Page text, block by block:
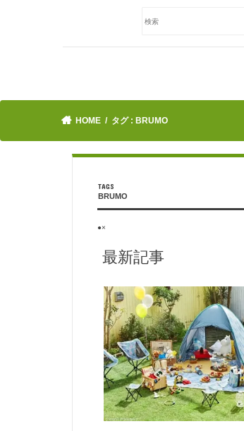
HOME タグ : BRUMO
BRUMO
●×
最新記事